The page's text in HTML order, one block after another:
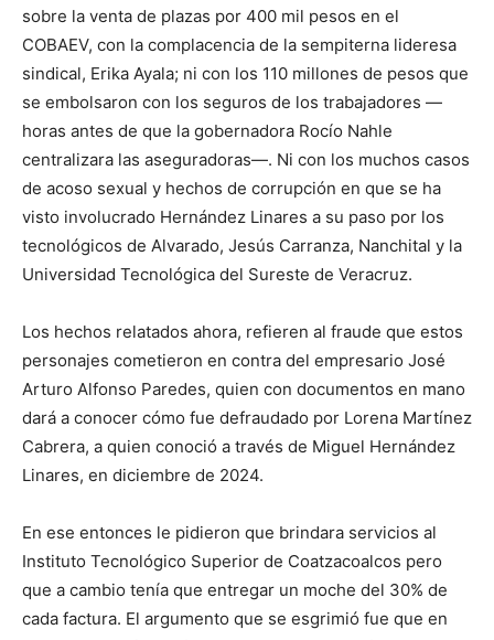
sobre la venta de plazas por 400 mil pesos en el
COBAEV, con la complacencia de la sempiterna lideresa
sindical, Erika Ayala; ni con los 110 millones de pesos que
se embolsaron con los seguros de los trabajadores —
horas antes de que la gobernadora Rocío Nahle
centralizara las aseguradoras—. Ni con los muchos casos
de acoso sexual y hechos de corrupción en que se ha
visto involucrado Hernández Linares a su paso por los
tecnológicos de Alvarado, Jesús Carranza, Nanchital y la
Universidad Tecnológica del Sureste de Veracruz.
Los hechos relatados ahora, refieren al fraude que estos
personajes cometieron en contra del empresario José
Arturo Alfonso Paredes, quien con documentos en mano
dará a conocer cómo fue defraudado por Lorena Martínez
Cabrera, a quien conoció a través de Miguel Hernández
Linares, en diciembre de 2024.
En ese entonces le pidieron que brindara servicios al
Instituto Tecnológico Superior de Coatzacoalcos pero
que a cambio tenía que entregar un moche del 30% de
cada factura. El argumento que se esgrimió fue que en